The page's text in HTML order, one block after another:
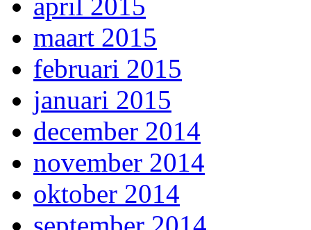
maart 2015
februari 2015
januari 2015
december 2014
november 2014
oktober 2014